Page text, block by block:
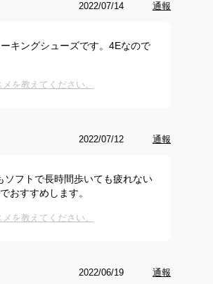
2022/07/14 通報
キングシューズです。4Eなので
を教えてください。
2022/07/12 通報
ソフトで長時間歩いても疲れない
おすすめします。
を教えてください。
2022/06/19 通報